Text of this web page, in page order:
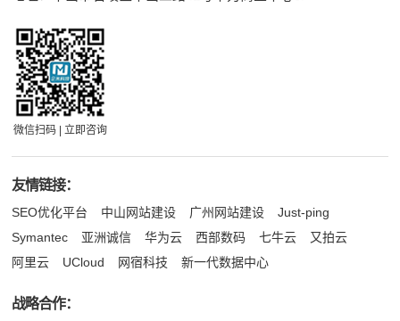
微信扫码 | 立即咨询
友情链接：
SEO优化平台 中山网站建设 广州网站建设
Just-ping
Symantec
亚洲诚信 华为云 西部数码 七牛云
又拍云
阿里云
UCloud 网宿科技 新一代数据中心
战略合作：